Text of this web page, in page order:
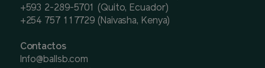
+593 2-289-5701 (Quito, Ecuador)
+254 757 117729 (Naivasha, Kenya)
Contactos
Info@ballsb.com